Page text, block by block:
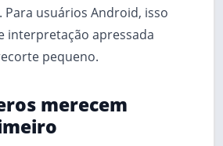
Para usuários Android, isso
interpretação apressada
pequeno.
merecem